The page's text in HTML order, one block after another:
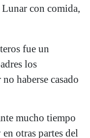
con comida,
fue un
los
haberse casado
mucho tiempo
otras partes del